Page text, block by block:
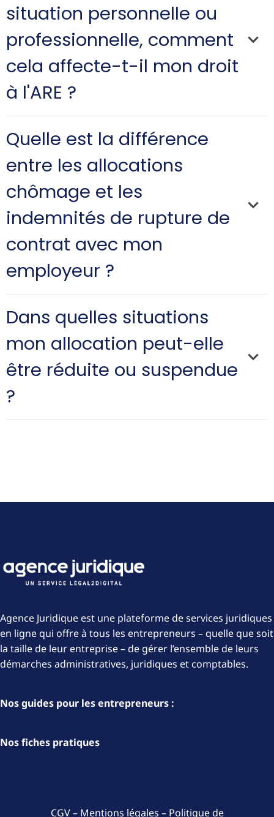
ne sont pas versés par Pôle emploi dans le
cadre de votre assurance chômage
situation personnelle ou
professionnelle, comment
cela affecte-t-il mon droit
à l'ARE ?
la durée de votre indemnisation
Quelle est la différence
entre les allocations
chômage et les
indemnités de rupture de
contrat avec mon
employeur ?
Dans quelles situations
mon allocation peut-elle
être réduite ou suspendue
?
Agence Juridique est une plateforme de services juridiques
en ligne qui offre à tous les entrepreneurs – quelle que soit
la taille de leur entreprise – de gérer l’ensemble de leurs
démarches administratives, juridiques et comptables.
Nos guides pour les entrepreneurs :
Nos fiches pratiques
CGV– Mentions légales – Politique de